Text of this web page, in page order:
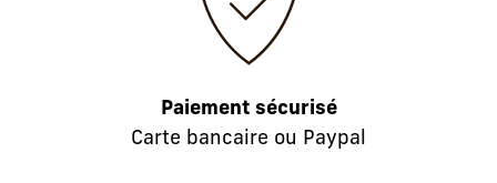
Paiement sécurisé
Carte bancaire ou Paypal